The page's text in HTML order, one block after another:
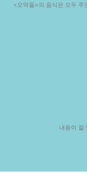
<오먹들>의 음식은 모두 주
내용이 잘